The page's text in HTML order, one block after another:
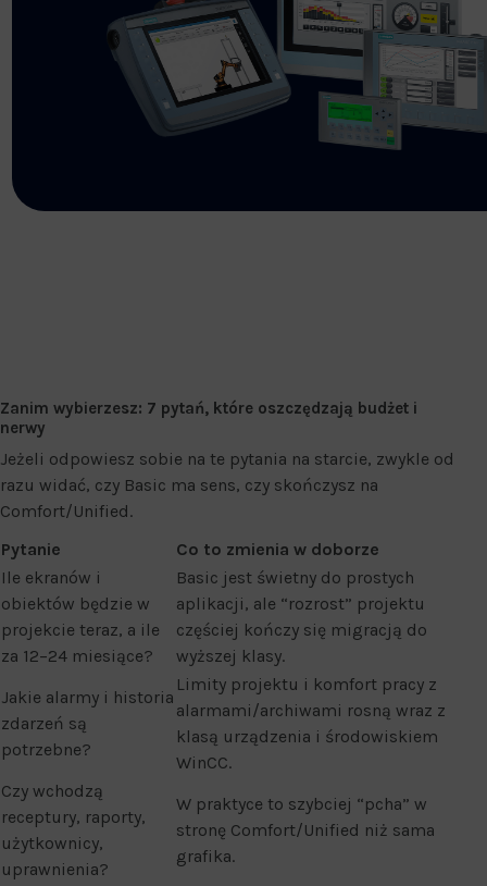
Zanim wybierzesz: 7 pytań, które oszczędzają budżet i
nerwy
Jeżeli odpowiesz sobie na te pytania na starcie, zwykle od
razu widać, czy Basic ma sens, czy skończysz na
Comfort/Unified.
Pytanie
Co to zmienia w doborze
Ile ekranów i
obiektów będzie w
projekcie teraz, a ile
za 12–24 miesiące?
Basic jest świetny do prostych
aplikacji, ale “rozrost” projektu
częściej kończy się migracją do
wyższej klasy.
Jakie alarmy i historia
zdarzeń są
potrzebne?
Limity projektu i komfort pracy z
alarmami/archiwami rosną wraz z
klasą urządzenia i środowiskiem
WinCC.
Czy wchodzą
receptury, raporty,
użytkownicy,
uprawnienia?
W praktyce to szybciej “pcha” w
stronę Comfort/Unified niż sama
grafika.